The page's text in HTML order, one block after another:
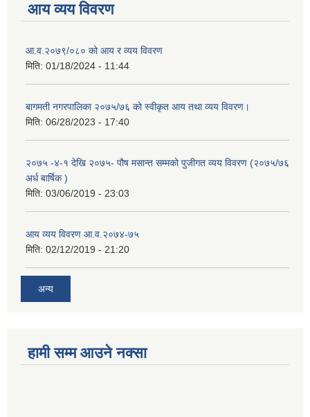
आय व्यय विवरण
आ.व.२०७९/०८० को आय र व्यय विवरण
मिति: 01/18/2024 - 11:44
बागमती नगरपालिका २०७५/७६ को स्वीकृत आय तथा व्यय विवरण।
मिति: 06/28/2023 - 17:40
२०७५ -४-१ देखि २०७५- पौष मसान्त सम्मको पुजीगत व्यय विवरण (२०७५/७६
अर्ध बार्षिक )
मिति: 03/06/2019 - 23:03
आय व्यय विवरण आ.व.२०७४-७५
मिति: 02/12/2019 - 21:20
अन्य
हामी सम्म आउने नक्सा